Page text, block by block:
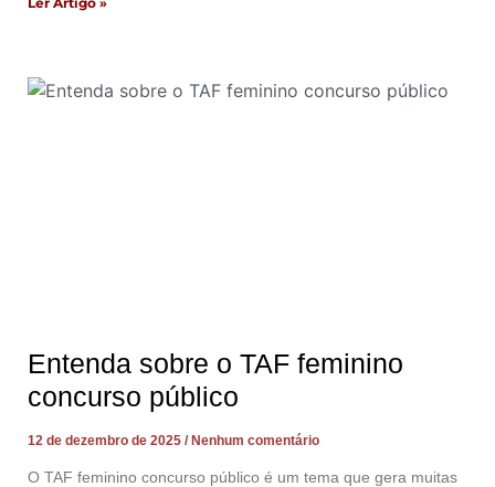
Entenda sobre o TAF feminino
concurso público
12 de dezembro de 2025 Nenhum comentário
O TAF feminino concurso público é um tema que gera muitas